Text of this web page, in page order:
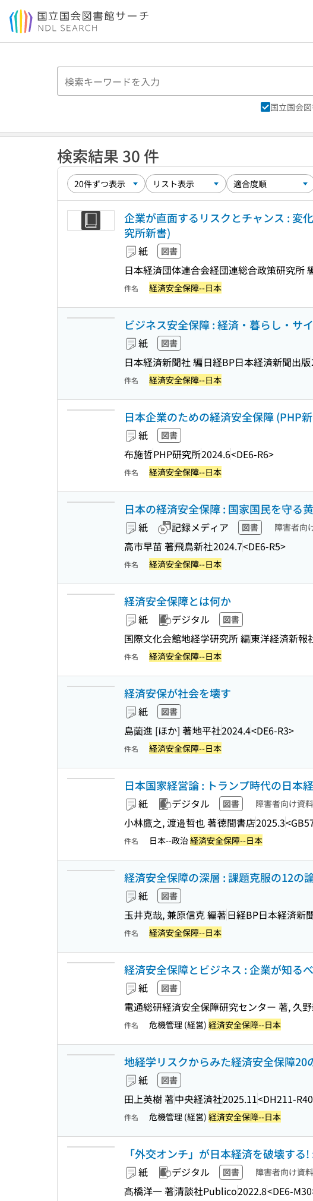
本文へ移動
国立国会
検索結果 30 件
企業が直面するリスクとチャンス : 変
究所新書)
紙 図書
日本経済団体連合会経団連総合政策研究所
件名 経済安全保障--日本
ビジネス安全保障 : 経済・暮らし・サ
紙 図書
日本経済新聞社 編日経BP日本経済新聞出版
件名 経済安全保障--日本
日本企業のための経済安全保障 (PHP
紙 図書
布施哲PHP研究所2024.6<DE6-R6>
件名 経済安全保障--日本
日本の経済安全保障 : 国家国民を守る
紙 記録メディア 図書 障害者向
高市早苗 著飛鳥新社2024.7<DE6-R5>
件名 経済安全保障--日本
経済安全保障とは何か
紙 デジタル 図書
国際文化会館地経学研究所 編東洋経済新報
件名 経済安全保障--日本
経済安保が社会を壊す
紙 図書
島薗進 [ほか] 著地平社2024.4<DE6-R3>
件名 経済安全保障--日本
日本国家経営論 : トランプ時代の日本
紙 デジタル 図書 障害者向け資
小林鷹之, 渡邉哲也 著徳間書店2025.3
件名 日本--政治経済安全保障--日本
経済安全保障の深層 : 課題克服の12の
紙 図書
玉井克哉, 兼原信克 編著日経BP日本経済新
件名 経済安全保障--日本
経済安全保障とビジネス : 企業が知る
紙 図書
電通総研経済安全保障研究センター 著, 久
件名 危機管理 (経営) 経済安全保障--日本
地経学リスクからみた経済安全保障
紙 図書
田上英樹 著中央経済社2025.11<DH211-
件名 危機管理 (経営) 経済安全保障--日本
「外交オンチ」が日本経済を破壊する
紙 デジタル 図書 障害者向け資
髙橋洋一 著清談社Publico2022.8<DE6-